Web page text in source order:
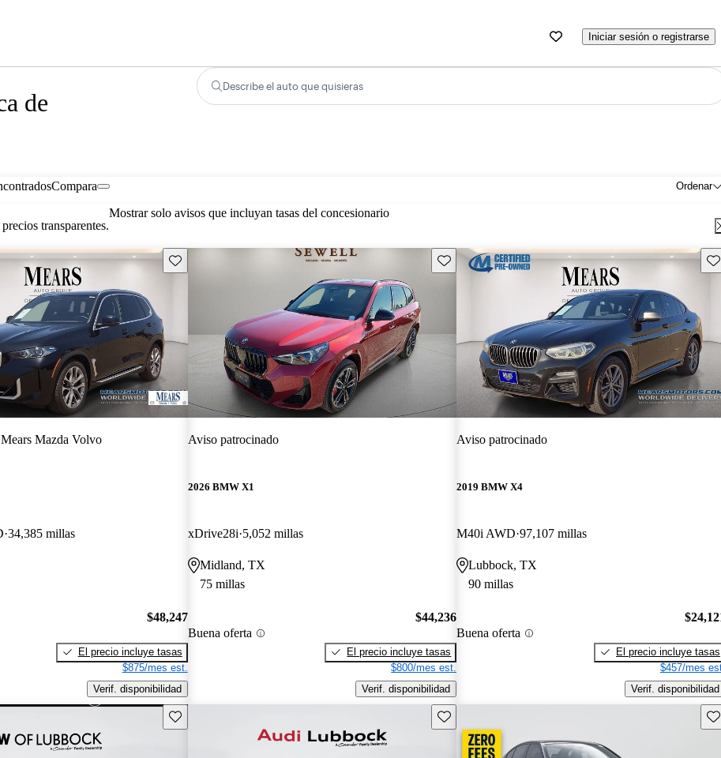
Iniciar sesión o registrarse
de
Describe el auto que quisieras
Ordenar
Compara
transparentes.
Mostrar solo avisos que incluyan tasas del concesionario
Guarda este Aviso
Mears Mazda Volvo
34,385 millas
$48,247
El precio incluye tasas
$875/mes est.
Verif. disponibilidad
Guarda este Aviso
Aviso patrocinado
2026 BMW X1
xDrive28i 5,052 millas
Midland, TX
75 millas
Buena oferta
$44,236
El precio incluye tasas
$800/mes est.
Verif. disponibilidad
Aviso patrocinado
2019 BMW X4
M40i AWD 97,107 millas
Lubbock, TX
90 millas
Buena oferta
El precio incluye tasas
$457/mes
Verif. disponibilidad
Guarda este Aviso Guarda este Aviso